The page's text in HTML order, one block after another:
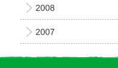
2008
2007